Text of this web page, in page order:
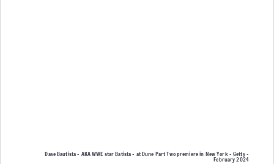
Dave Bautista – AKA WWE star Batista – at Dune Part Two premiere in New York – Getty –
February 2024